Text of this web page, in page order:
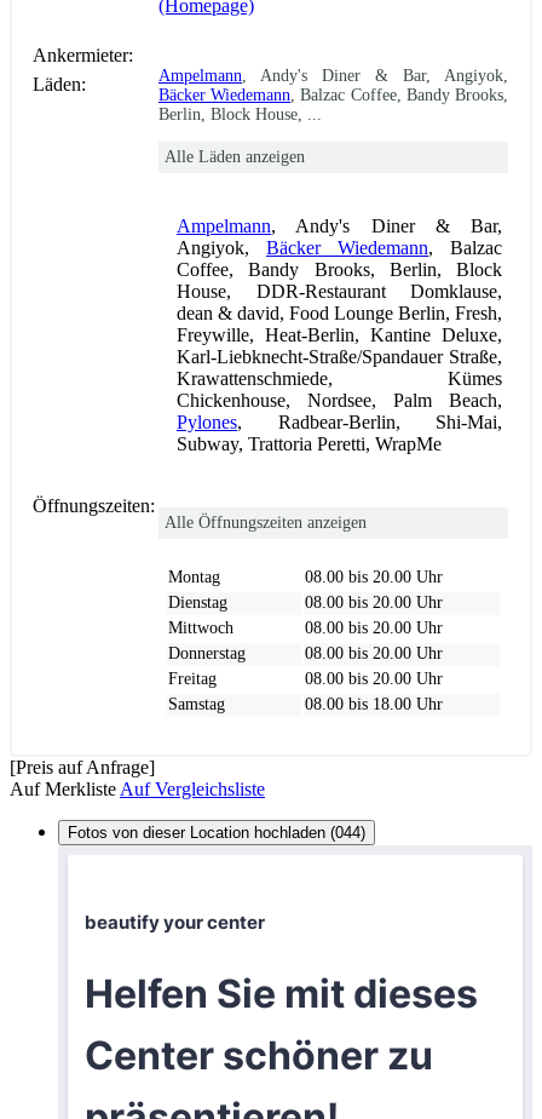
(Homepage)
Ankermieter:
Läden:
Ampelmann , Andy's Diner & Bar, Angiyok,
Bäcker Wiedemann , Balzac Coffee, Bandy Brooks,
Berlin, Block House, ...
Alle Läden anzeigen
Ampelmann, Andy's Diner & Bar,
Angiyok, Bäcker Wiedemann, Balzac
Coffee, Bandy Brooks, Berlin, Block
House, DDR-Restaurant Domklause,
dean & david, Food Lounge Berlin, Fresh,
Freywille, Heat-Berlin, Kantine Deluxe,
Karl-Liebknecht-Straße/Spandauer Straße,
Krawattenschmiede, Kümes
Chickenhouse, Nordsee, Palm Beach,
Pylones, Radbear-Berlin, Shi-Mai,
Subway, Trattoria Peretti, WrapMe
Öffnungszeiten:
Alle Öffnungszeiten anzeigen
Montag
08.00 bis 20.00 Uhr
Dienstag
08.00 bis 20.00 Uhr
Mittwoch
08.00 bis 20.00 Uhr
Donnerstag
08.00 bis 20.00 Uhr
Freitag
08.00 bis 20.00 Uhr
Samstag
08.00 bis 18.00 Uhr
[Preis auf Anfrage]
Auf Merkliste Auf Vergleichsliste
Fotos von dieser Location hochladen (044)